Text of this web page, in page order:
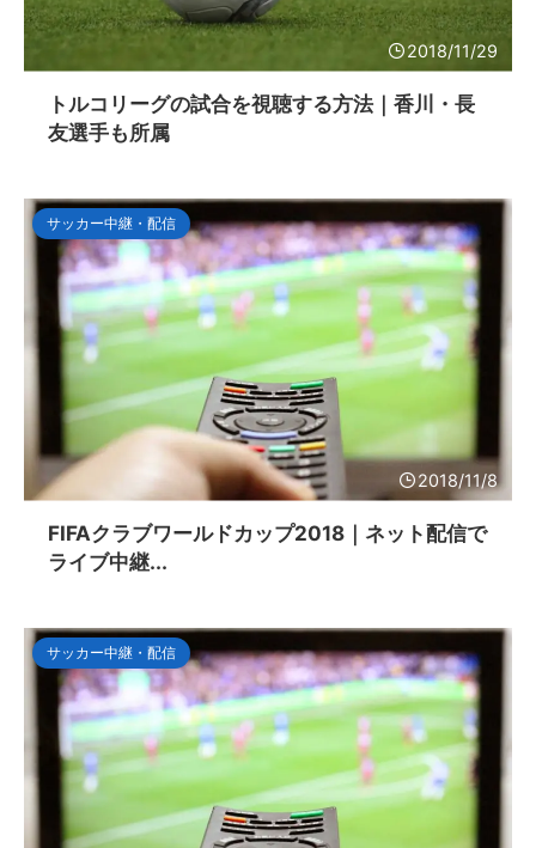
2018/11/29
トルコリーグの試合を視聴する方法｜香川・長
友選手も所属
2018/11/8
サッカー中継・配信
FIFAクラブワールドカップ2018｜ネット配信で
ライブ中継...
サッカー中継・配信